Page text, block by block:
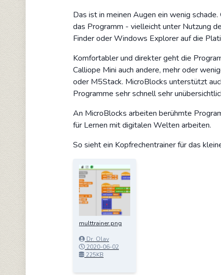
Das ist in meinen Augen ein wenig
das Programm - vielleicht unter Nutzung
Finder oder Windows Explorer auf die
Komfortabler und direkter geht die
Calliope Mini auch andere, mehr oder
oder M5Stack. MicroBlocks unterstützt
Programme sehr schnell sehr
An MicroBlocks arbeiten berühmte
für Lernen mit digitalen Welten arbeiten.
So sieht ein Kopfrechentrainer für das
multtrainer.png
Dr. Olav
Schettler
2020-06-02
20:37:36
225KB